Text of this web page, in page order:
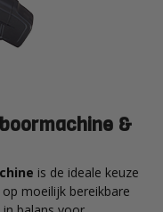
&
is de ideale keuze
op moeilijk bereikbare